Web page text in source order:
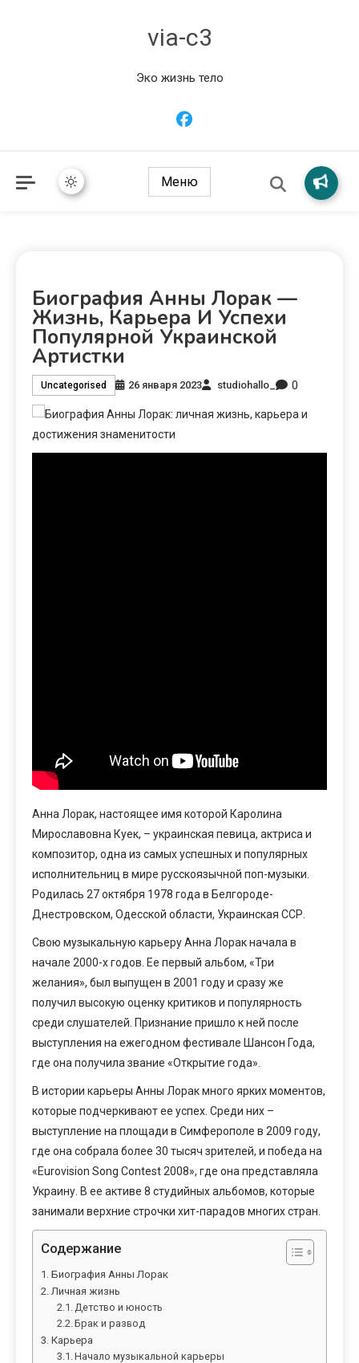
via-c3
Эко жизнь тело
Меню
Биография Анны Лорак —
Жизнь, Карьера И Успехи
Популярной Украинской
Артистки
Uncategorised 26 января 2023 studiohallo_ 0
Анна Лорак, настоящее имя которой Каролина
Мирославовна Куек, – украинская певица, актриса и
композитор, одна из самых успешных и популярных
исполнительниц в мире русскоязычной поп-музыки.
Родилась 27 октября 1978 года в Белгороде-
Днестровском, Одесской области, Украинская ССР.
Свою музыкальную карьеру Анна Лорак начала в
начале 2000-х годов. Ее первый альбом, «Три
желания», был выпущен в 2001 году и сразу же
получил высокую оценку критиков и популярность
среди слушателей. Признание пришло к ней после
выступления на ежегодном фестивале Шансон Года,
где она получила звание «Открытие года».
В истории карьеры Анны Лорак много ярких моментов,
которые подчеркивают ее успех. Среди них –
выступление на площади в Симферополе в 2009 году,
где она собрала более 30 тысяч зрителей, и победа на
«Eurovision Song Contest 2008», где она представляла
Украину. В ее активе 8 студийных альбомов, которые
занимали верхние строчки хит-парадов многих стран.
Содержание
Биография Анны Лорак
Личная жизнь
Детство и юность
Брак и развод
Карьера
Начало музыкальной карьеры